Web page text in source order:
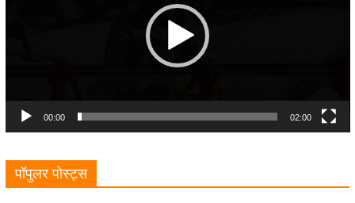
00:00 02:00
पॉपुलर पोस्ट्स